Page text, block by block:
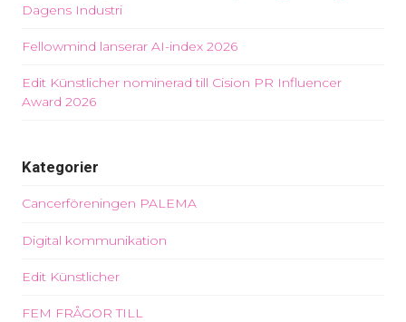
Dagens Industri
Fellowmind lanserar AI-index 2026
Edit Künstlicher nominerad till Cision PR Influencer
Award 2026
Kategorier
Cancerföreningen PALEMA
Digital kommunikation
Edit Künstlicher
FEM FRÅGOR TILL